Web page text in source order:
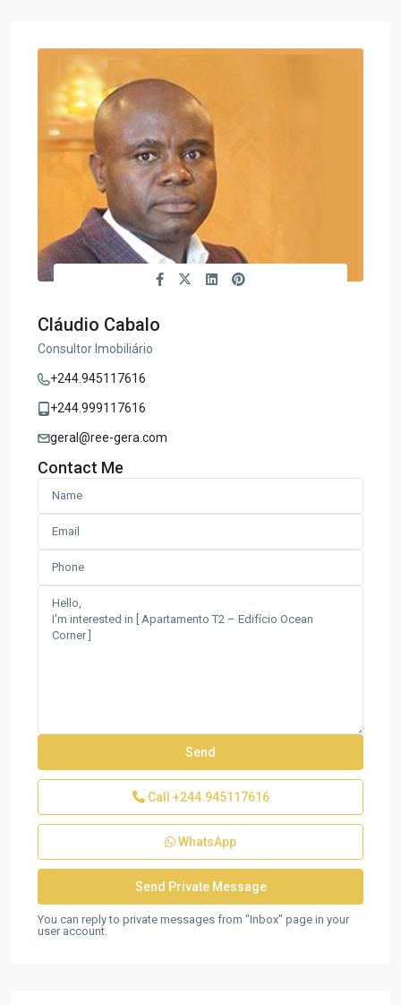
Cláudio Cabalo
Consultor Imobiliário
+244.945117616
+244.999117616
geral@ree-gera.com
Contact Me
Call +244.945117616
WhatsApp
You can reply to private messages from "Inbox" page in your
user account.